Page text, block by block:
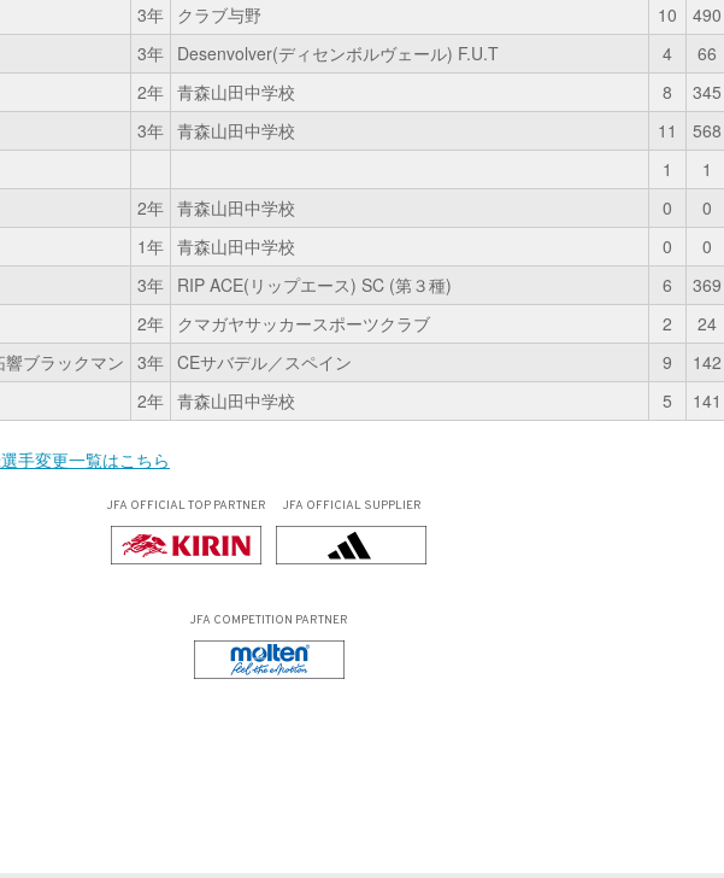
3年 クラブ与野 10 490
3年 Desenvolver(ディセンボルヴェール) F.U.T 4 66
2年 青森山田中学校 8 345
3年 青森山田中学校 11 568
1 1
2年 青森山田中学校 0 0
1年 青森山田中学校 0 0
3年 RIP ACE(リップエース) SC (第３種) 6 369
2年 クマガヤサッカースポーツクラブ 2 24
ブラックマン 3年 CEサバデル／スペイン 9 142
2年 青森山田中学校 5 141
手変更一覧はこちら
JFA OFFICIALTOP PARTNER JFA OFFICIAL SUPPLIER
JFA COMPETITION PARTNER